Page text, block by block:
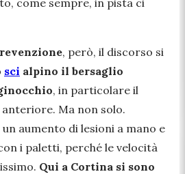
, però, il discorso si
sci alpino il bersaglio
, in particolare il
Ma non solo.
aumento di lesioni a mano e
i paletti, perché le velocità
Qui a Cortina si sono